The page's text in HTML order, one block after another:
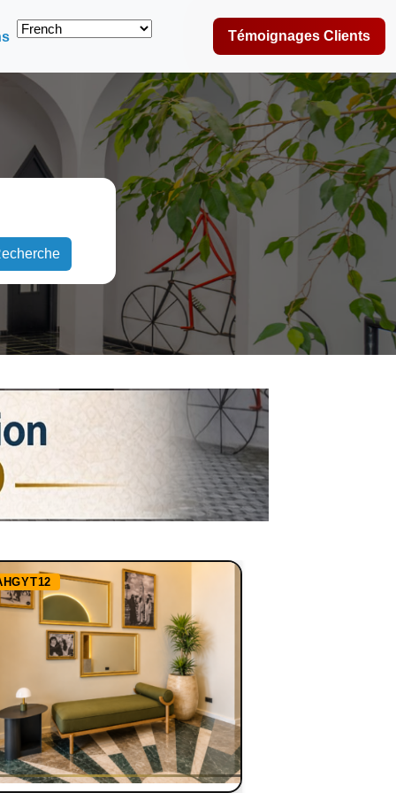
Témoignages Clients